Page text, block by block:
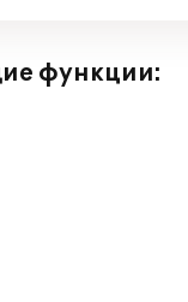
функции: